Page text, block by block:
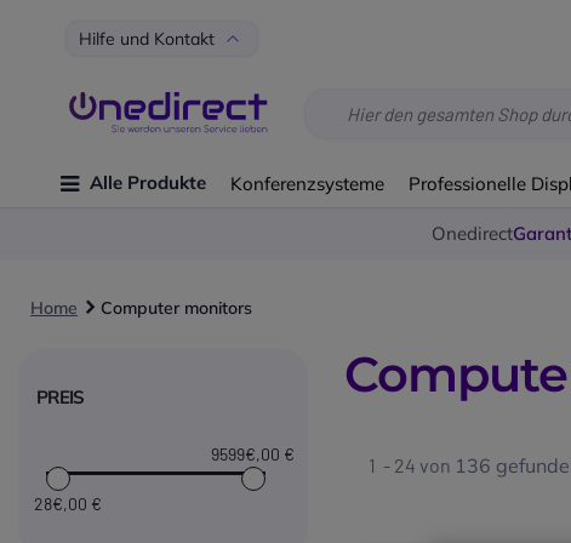
Hilfe und Kontakt
Alle Produkte Konferenzsysteme Professionelle
Onedirect
Home Computer monitors
PREIS
28€,00 €
9599€,00 € 1 - 24 von 136